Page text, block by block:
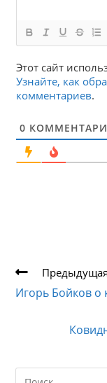
Этот сайт
Узнайте, как
комментариев.
0
Еще
статьи
Игорь Бойков о
Search